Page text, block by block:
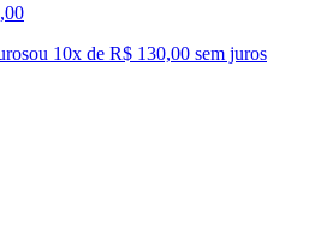
,00
ou 10x de R$ 130,00 sem juros